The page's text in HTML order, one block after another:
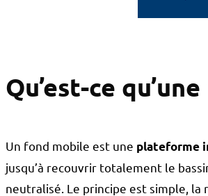
Qu’est-ce
Un fond mobile est une plateforme
jusqu’à recouvrir totalement le
neutralisé. Le principe est simple, la